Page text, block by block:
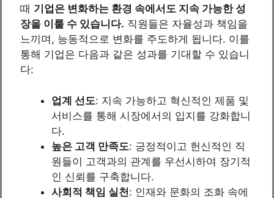
때 기업은 변화하는 환경 속에서도 지속 가능한 성
장을 이룰 수 있습니다. 직원들은 자율성과 책임을
느끼며, 능동적으로 변화를 주도하게 됩니다. 이를
통해 기업은 다음과 같은 성과를 기대할 수 있습니
다:
업계 선도: 지속 가능하고 혁신적인 제품 및
서비스를 통해 시장에서의 입지를 강화합니
다.
높은 고객 만족도: 긍정적이고 헌신적인 직
원들이 고객과의 관계를 우선시하여 장기적
인 신뢰를 구축합니다.
사회적 책임 실천: 인재와 문화의 조화 속에